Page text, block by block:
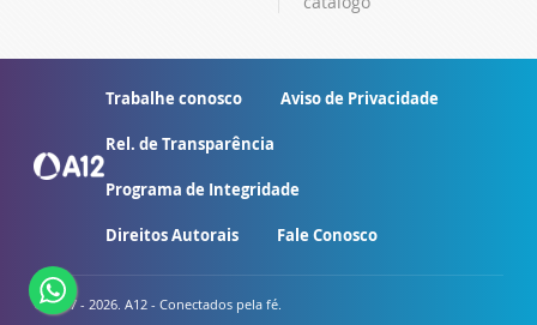
Trabalhe conosco Aviso de Privacidade
Rel. de Transparência
Programa de Integridade
Direitos Autorais Fale Conosco
© 2007 - 2026. A12 - Conectados pela fé.